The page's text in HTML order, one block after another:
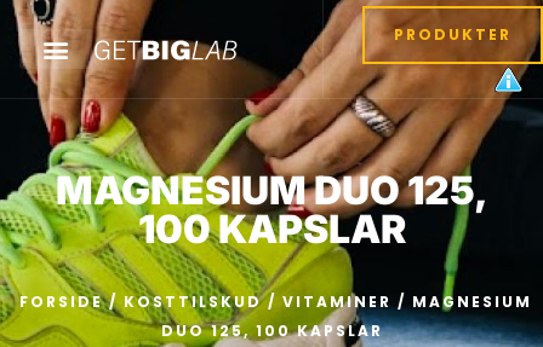
PRODUKTER
MAGNESIUM DUO 125,
100 KAPSLAR
FORSIDE/ KOSTTILSKUD/ VITAMINER / MAGNESIUM
DUO 125, 100 KAPSLAR